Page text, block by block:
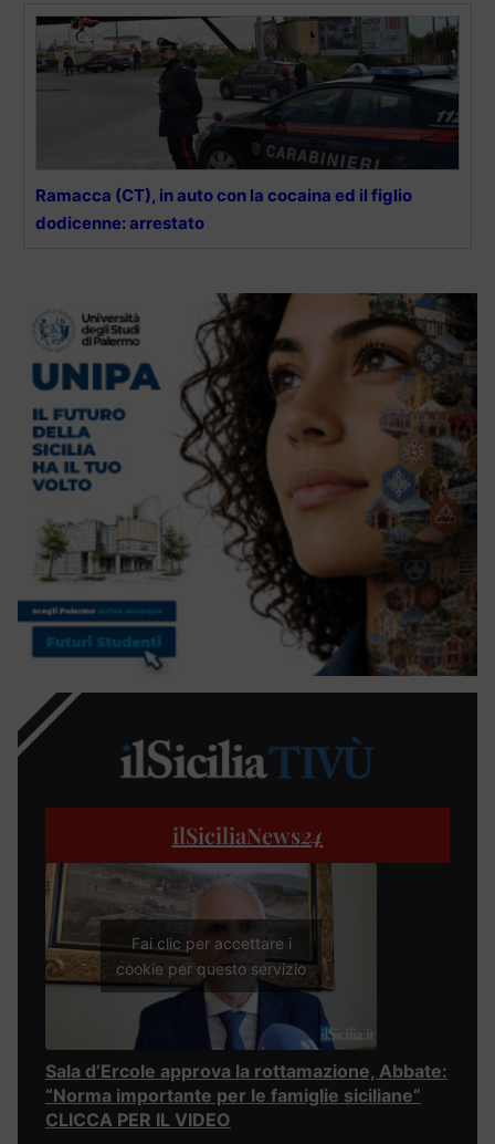
Ramacca (CT), in auto con la cocaina ed il figlio
dodicenne: arrestato
ilSiciliaNews24
Fai clic per accettare i
cookie per questo servizio
Sala d’Ercole approva la rottamazione, Abbate:
“Norma importante per le famiglie siciliane”
CLICCA PER IL VIDEO